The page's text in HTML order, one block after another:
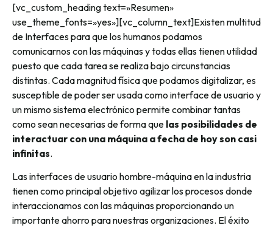
[vc_custom_heading text=»Resumen»
use_theme_fonts=»yes»][vc_column_text]Existen multitud
de Interfaces para que los humanos podamos
comunicarnos con las máquinas y todas ellas tienen utilidad
puesto que cada tarea se realiza bajo circunstancias
distintas. Cada magnitud física que podamos digitalizar, es
susceptible de poder ser usada como interface de usuario y
un mismo sistema electrónico permite combinar tantas
como sean necesarias de forma que las posibilidades de
interactuar con una máquina a fecha de hoy son casi
infinitas.
Las interfaces de usuario hombre-máquina en la industria
tienen como principal objetivo agilizar los procesos donde
interaccionamos con las máquinas proporcionando un
importante ahorro para nuestras organizaciones. El éxito